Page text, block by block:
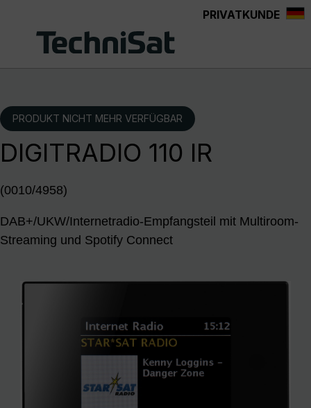
PRIVATKUNDE
PRODUKT NICHT MEHR VERFÜGBAR
DIGITRADIO 110 IR
(0010/4958)
DAB+/UKW/Internetradio-Empfangsteil mit Multiroom-
Streaming und Spotify Connect